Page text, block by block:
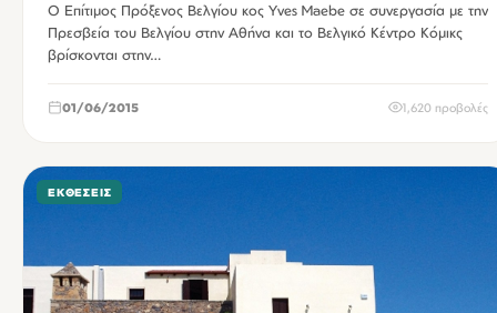
Ο Επίτιμος Πρόξενος Βελγίου κος Yves Maebe σε συνεργασία με την
Πρεσβεία του Βελγίου στην Αθήνα και το Βελγικό Κέντρο Κόμικς
βρίσκονται στην…
01/06/2015 1,620 προβολές
ΕΚΘΈΣΕΙΣ